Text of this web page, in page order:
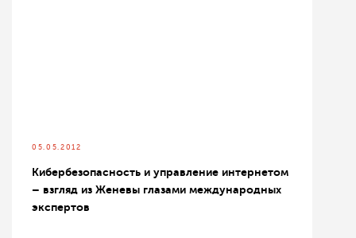
05.05.2012
Кибербезопасность и управление интернетом
– взгляд из Женевы глазами международных
экспертов